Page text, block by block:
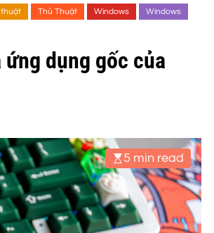
thuật Thủ Thuật Windows Windows
dụng gốc của
5 min read